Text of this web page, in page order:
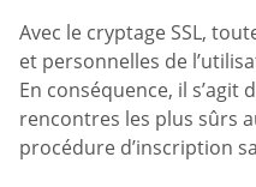
Avec le cryptage SSL,
et personnelles de
En conséquence, il s’agit
rencontres les plus sûrs
procédure d’inscription